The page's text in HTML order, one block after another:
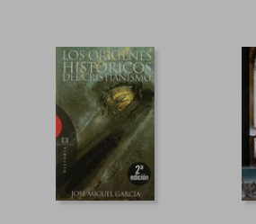
45%
dcto. $ 26.63